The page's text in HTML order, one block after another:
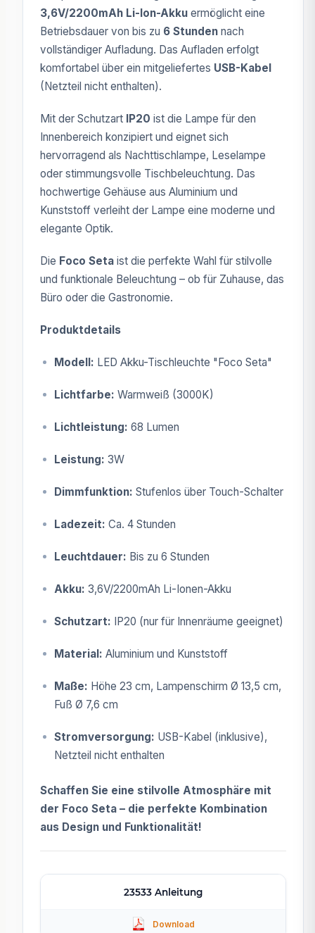
3,6V/2200mAh Li-Ion-Akku ermöglicht eine
Betriebsdauer von bis zu 6 Stunden nach
vollständiger Aufladung. Das Aufladen erfolgt
komfortabel über ein mitgeliefertes USB-Kabel
(Netzteil nicht enthalten).
Mit der Schutzart IP20 ist die Lampe für den
Innenbereich konzipiert und eignet sich
hervorragend als Nachttischlampe, Leselampe
oder stimmungsvolle Tischbeleuchtung. Das
hochwertige Gehäuse aus Aluminium und
Kunststoff verleiht der Lampe eine moderne und
elegante Optik.
Die Foco Seta ist die perfekte Wahl für stilvolle
und funktionale Beleuchtung – ob für Zuhause, das
Büro oder die Gastronomie.
Produktdetails
Modell: LED Akku-Tischleuchte "Foco Seta"
Lichtfarbe: Warmweiß (3000K)
Lichtleistung: 68 Lumen
Leistung: 3W
Dimmfunktion: Stufenlos über Touch-Schalter
Ladezeit: Ca. 4 Stunden
Leuchtdauer: Bis zu 6 Stunden
Akku: 3,6V/2200mAh Li-Ionen-Akku
Schutzart: IP20 (nur für Innenräume geeignet)
Material: Aluminium und Kunststoff
Maße: Höhe 23 cm, Lampenschirm Ø 13,5 cm,
Fuß Ø 7,6 cm
Stromversorgung: USB-Kabel (inklusive),
Netzteil nicht enthalten
Schaffen Sie eine stilvolle Atmosphäre mit
der Foco Seta – die perfekte Kombination
aus Design und Funktionalität!
23533 Anleitung